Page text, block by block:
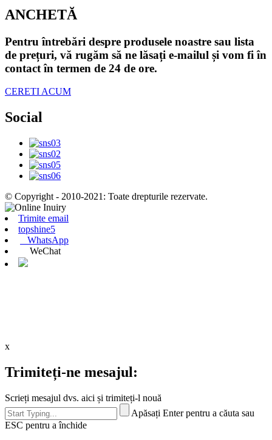
ANCHETĂ
Pentru întrebări despre produsele noastre sau lista
de prețuri, vă rugăm să ne lăsați e-mailul și vom fi în
contact în termen de 24 de ore.
CERETI ACUM
Social
© Copyright - 2010-2021: Toate drepturile rezervate.
Trimite email
topshine5
WhatsApp
WeChat
x
Trimiteți-ne mesajul:
Scrieți mesajul dvs. aici și trimiteți-l nouă
Apăsați Enter pentru a căuta sau
ESC pentru a închide